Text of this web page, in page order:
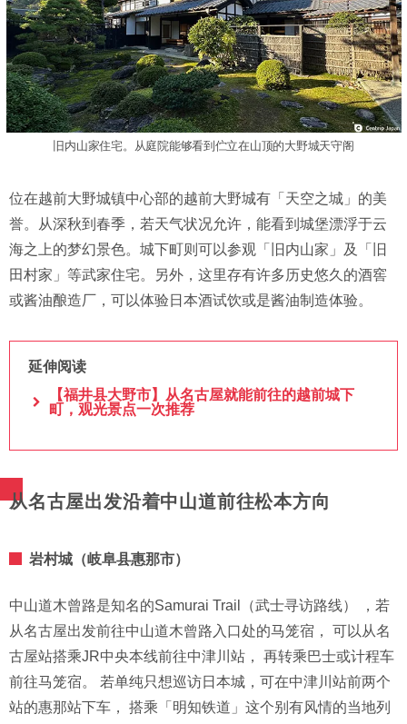
旧内山家住宅。从庭院能够看到伫立在山顶的大野城天守阁
位在越前大野城镇中心部的越前大野城有「天空之城」的美
誉。从深秋到春季，若天气状况允许，能看到城堡漂浮于云
海之上的梦幻景色。城下町则可以参观「旧内山家」及「旧
田村家」等武家住宅。另外，这里存有许多历史悠久的酒窖
或酱油酿造厂，可以体验日本酒试饮或是酱油制造体验。
延伸阅读
【福井县大野市】从名古屋就能前往的越前城下
町，观光景点一次推荐
从名古屋出发沿着中山道前往松本方向
岩村城（岐阜县惠那市）
中山道木曾路是知名的Samurai Trail（武士寻访路线） ，若
从名古屋出发前往中山道木曾路入口处的马笼宿， 可以从名
古屋站搭乘JR中央本线前往中津川站， 再转乘巴士或计程车
前往马笼宿。 若单纯只想巡访日本城，可在中津川站前两个
站的惠那站下车， 搭乘「明知铁道」这个别有风情的当地列